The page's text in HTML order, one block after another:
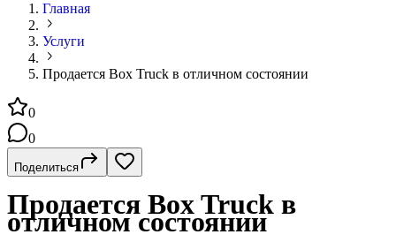
Главная
Услуги
Продается Box Truck в отличном состоянии
0
0
Поделиться
Продается Box Truck в
отличном состоянии